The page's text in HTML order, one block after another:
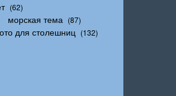
(62)
морская тема (87)
для столешниц (132)